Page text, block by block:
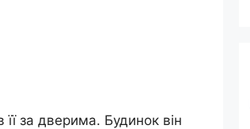
за дверима. Будинок він